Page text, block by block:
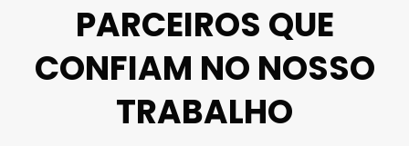
PARCEIROS QUE
CONFIAM NO NOSSO
TRABALHO